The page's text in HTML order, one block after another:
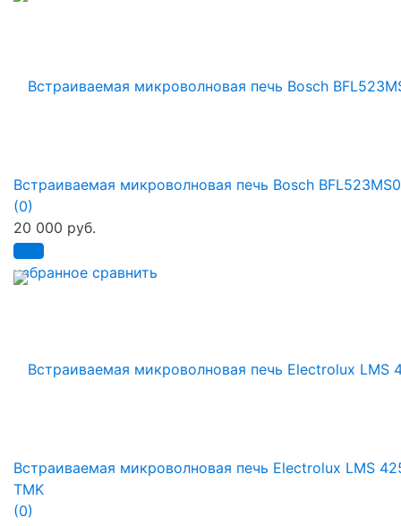
избранное сравнить
Встраиваемая микроволновая печь Bosch BFL523MS0
(0)
20 000 руб.
Встраиваемая микроволновая печь Electrolux LMS
TMK
(0)